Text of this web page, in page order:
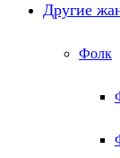
Другие
Фолк